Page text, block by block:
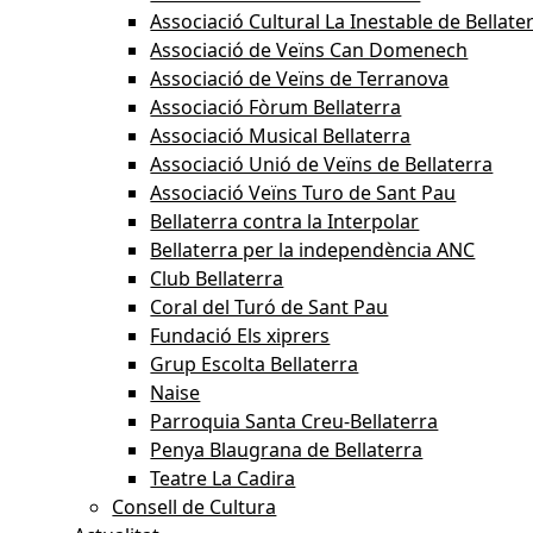
Associació Cultural La Inestable de
Associació de Veïns Can Domenech
Associació de Veïns de Terranova
Associació Fòrum Bellaterra
Associació Musical Bellaterra
Associació Unió de Veïns de Bellaterra
Associació Veïns Turo de Sant Pau
Bellaterra contra la Interpolar
Bellaterra per la independència ANC
Club Bellaterra
Coral del Turó de Sant Pau
Fundació Els xiprers
Grup Escolta Bellaterra
Naise
Parroquia Santa Creu-Bellaterra
Penya Blaugrana de Bellaterra
Teatre La Cadira
Consell de Cultura